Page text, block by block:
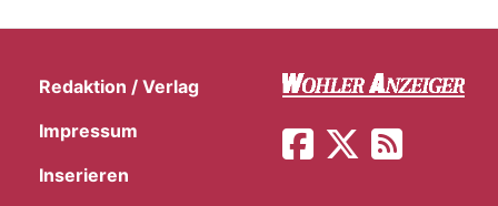
E-
App
Redaktion / Verlag
Impressum
Inserieren